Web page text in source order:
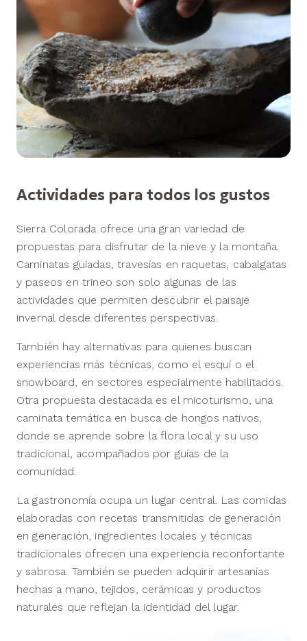
Actividades para todos los gustos
Sierra Colorada ofrece una gran variedad de
propuestas para disfrutar de la nieve y la montaña.
Caminatas guiadas, travesías en raquetas, cabalgatas
y paseos en trineo son solo algunas de las
actividades que permiten descubrir el paisaje
invernal desde diferentes perspectivas.
También hay alternativas para quienes buscan
experiencias más técnicas, como el esquí o el
snowboard, en sectores especialmente habilitados.
Otra propuesta destacada es el micoturismo, una
caminata temática en busca de hongos nativos,
donde se aprende sobre la flora local y su uso
tradicional, acompañados por guías de la
comunidad.
La gastronomía ocupa un lugar central. Las comidas
elaboradas con recetas transmitidas de generación
en generación, ingredientes locales y técnicas
tradicionales ofrecen una experiencia reconfortante
y sabrosa. También se pueden adquirir artesanías
hechas a mano, tejidos, cerámicas y productos
naturales que reflejan la identidad del lugar.